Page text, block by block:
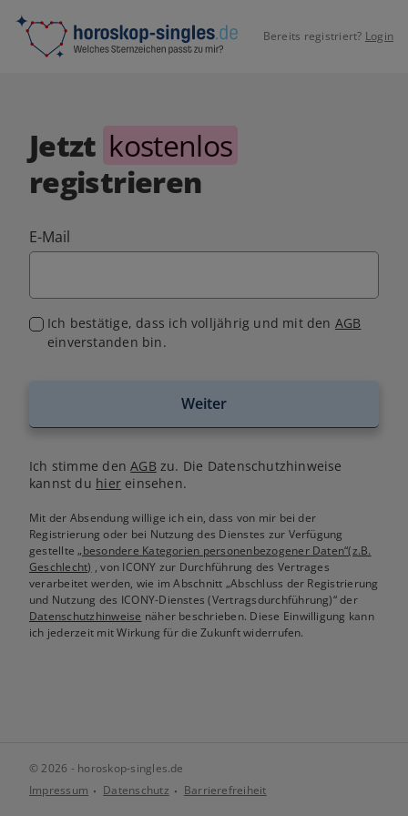
Bereits registriert? Login
Jetzt kostenlos
registrieren
E-Mail
Ich bestätige, dass ich volljährig und mit den AGB
einverstanden bin.
Weiter
Ich stimme denAGB zu. Die Datenschutzhinweise
kannst du hiereinsehen.
Mit der Absendung willige ich ein, dass von mir bei der
Registrierung oder bei Nutzung des Dienstes zur Verfügung
gestellte„besondere Kategorien personenbezogener Daten“(z.B.
Geschlecht) , von ICONY zur Durchführung des Vertrages
verarbeitet werden, wie im Abschnitt „Abschluss der Registrierung
und Nutzung des ICONY-Dienstes (Vertragsdurchführung)“ der
Datenschutzhinweise näher beschrieben. Diese Einwilligung kann
ich jederzeit mit Wirkung für die Zukunft widerrufen.
© 2026 - horoskop-singles.de
Impressum
Datenschutz Barrierefreiheit